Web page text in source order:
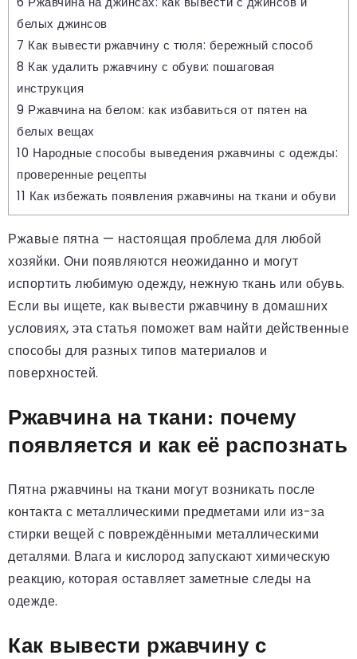
белых джинсов
7 Как вывести ржавчину с тюля: бережный способ
8 Как удалить ржавчину с обуви: пошаговая
инструкция
9 Ржавчина на белом: как избавиться от пятен на
белых вещах
10 Народные способы выведения ржавчины с одежды:
проверенные рецепты
11 Как избежать появления ржавчины на ткани и обуви
Ржавые пятна — настоящая проблема для любой
хозяйки. Они появляются неожиданно и могут
испортить любимую одежду, нежную ткань или обувь.
Если вы ищете, как вывести ржавчину в домашних
условиях, эта статья поможет вам найти действенные
способы для разных типов материалов и
поверхностей.
Ржавчина на ткани: почему
появляется и как её распознать
Пятна ржавчины на ткани могут возникать после
контакта с металлическими предметами или из-за
стирки вещей с повреждёнными металлическими
деталями. Влага и кислород запускают химическую
реакцию, которая оставляет заметные следы на
одежде.
Как вывести ржавчину с